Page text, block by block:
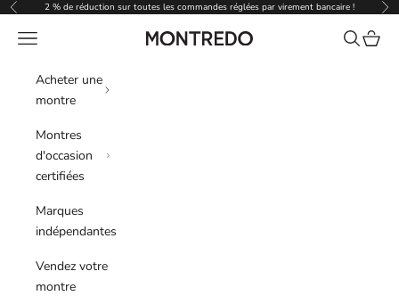
Passer au contenu
Précédent2 % de réduction sur toutes les commandes réglées par virement bancaire !
Montredo
Menu Recherche
Panier
Acheter une
montre
Montres
d'occasion
certifiées
Marques
indépendantes
Vendez votre
montre